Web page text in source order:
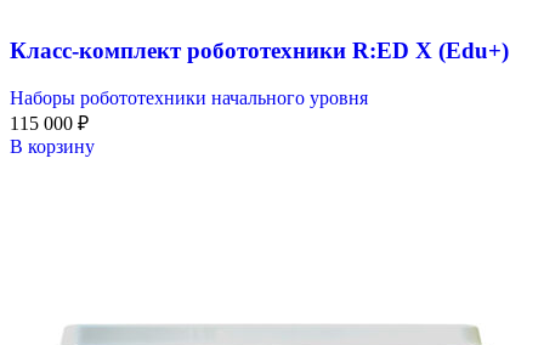
Класс-комплект робототехники R:ED X (Edu+)
Наборы робототехники начального уровня
115 000 ₽
В корзину